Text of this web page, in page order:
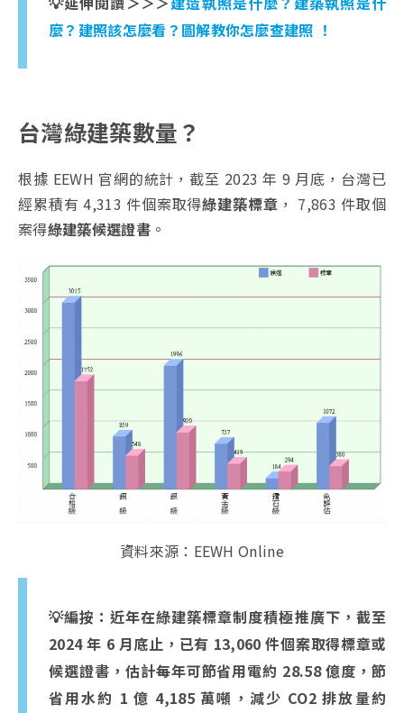
麼？建照該怎麼看？圖解教你怎麼查建照 ！
台灣綠建築數量？
根據 EEWH 官網的統計，截至 2023 年 9 月底，台灣已
經累積有 4,313 件個案取得綠建築標章 ， 7,863 件取個
案得綠建築候選證書。
資料來源：EEWH Online
💡編按：近年在綠建築標章制度積極推廣下，截至
2024 年 6 月底止，已有 13,060 件個案取得標章或
候選證書，估計每年可節省用電約 28.58 億度，節
省用水約 1 億 4,185 萬噸，減少 CO2 排放量約